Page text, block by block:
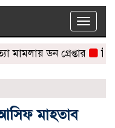
Toggle
ডন গ্রেপ্তার বিভিন্ন
মাহতাব